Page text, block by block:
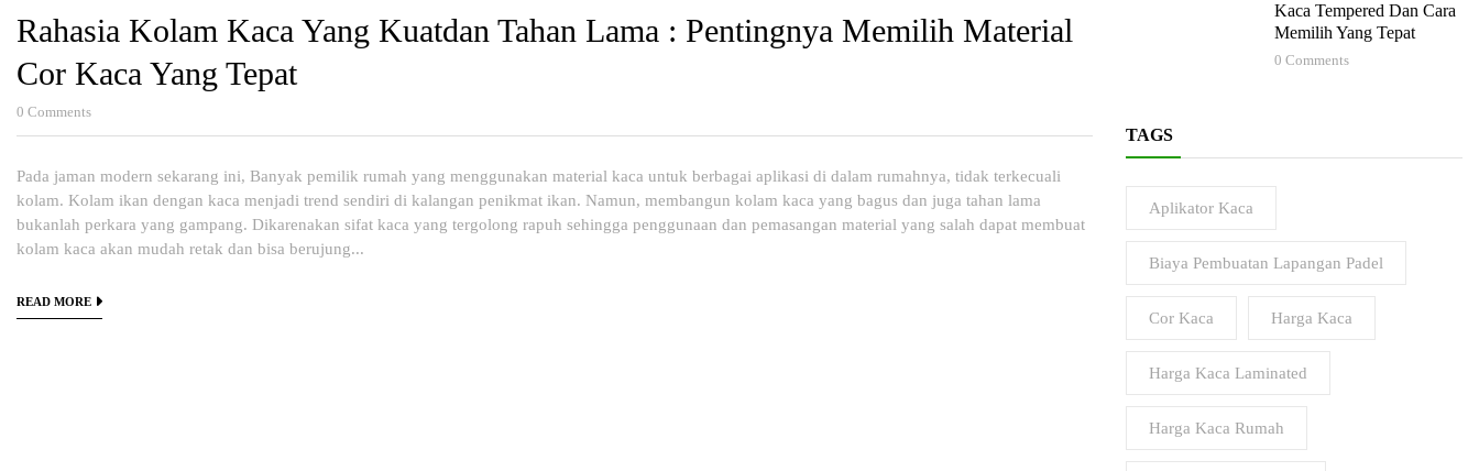
Rahasia Kolam Kaca Yang Kuatdan Tahan Lama : Pentingnya Memilih Material
Cor Kaca Yang Tepat
0 Comments
Pada jaman modern sekarang ini, Banyak pemilik rumah yang menggunakan material kaca untuk berbagai aplikasi di dalam rumahnya, tidak terkecuali
kolam. Kolam ikan dengan kaca menjadi trend sendiri di kalangan penikmat ikan. Namun, membangun kolam kaca yang bagus dan juga tahan lama
bukanlah perkara yang gampang. Dikarenakan sifat kaca yang tergolong rapuh sehingga penggunaan dan pemasangan material yang salah dapat membuat
kolam kaca akan mudah retak dan bisa berujung...
READ MORE
Kaca Tempered Dan Cara
Memilih Yang Tepat
0 Comments
TAGS
Aplikator Kaca
Biaya Pembuatan Lapangan Padel
Cor Kaca Harga Kaca
Harga Kaca Laminated
Harga Kaca Rumah